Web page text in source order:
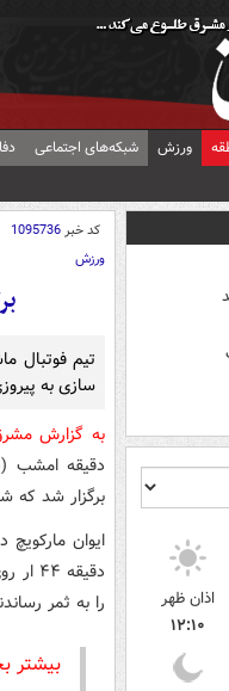
ورزش شبکه‌های اجتماعی
اذان ظهر
۱۲:۱۰
کد خبر1095736
ورزش
تیم فوتبال
سازی به
به گزارش
دقیقه امشب
برگزار شد که
را به ثمر
بیشتر